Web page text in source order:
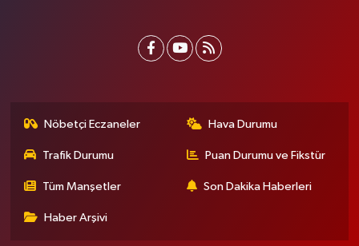
Nöbetçi Eczaneler Hava Durumu
Trafik Durumu Puan Durumu ve Fikstür
Tüm Manşetler Son Dakika Haberleri
Haber Arşivi